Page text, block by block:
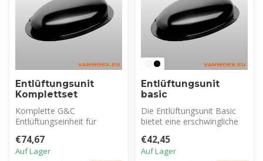
Entlüftungsunit
Komplettset
Komplette G&C
Entlüftungseinheit für
ABS-Dachlüfter o...
€74,67
Auf Lager
Entlüftungsunit
basic
Die Entlüftungsunit Basic
bietet eine erschwingliche
Bel...
€42,45
Auf Lager